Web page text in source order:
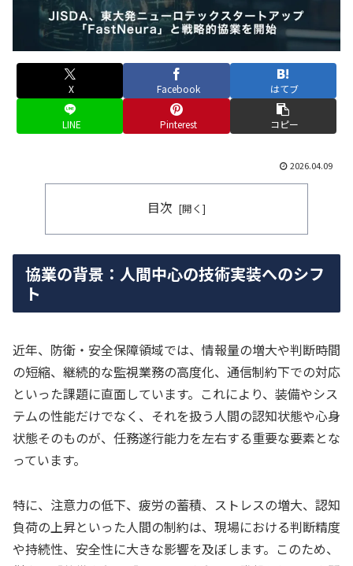
X Facebook はてブ
LINE Pinterest コピー
2026.04.09
目次
協業の背景：人間中心の技術実装へのシフ
ト
近年、防衛・安全保障領域では、情報量の増大や判断時間
の短縮、継続的な監視業務の高度化、通信制約下での対応
といった課題に直面しています。これにより、装備やシス
テムの性能だけでなく、それを扱う人間の認知状態や心身
状態そのものが、任務遂行能力を左右する重要な要素とな
っています。
特に、注意力の低下、疲労の蓄積、ストレスの増大、認知
負荷の上昇といった人間の制約は、現場における判断精度
や持続性、安全性に大きな影響を及ぼします。このため、